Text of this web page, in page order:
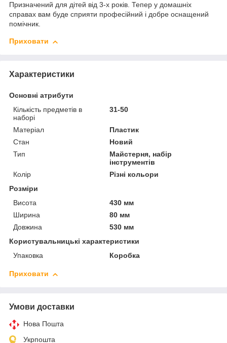
Призначений для дітей від 3-х років. Тепер у домашніх
справах вам буде сприяти професійний і добре оснащений
помічник.
Приховати
Характеристики
Основні атрибути
Кількість предметів в
наборі
31-50
Матеріал
Пластик
Стан
Новий
Тип
Майстерня, набір
інструментів
Колір
Різні кольори
Розміри
Висота
430 мм
Ширина
80 мм
Довжина
530 мм
Користувальницькі характеристики
Упаковка
Коробка
Приховати
Умови доставки
Нова Пошта
Укрпошта